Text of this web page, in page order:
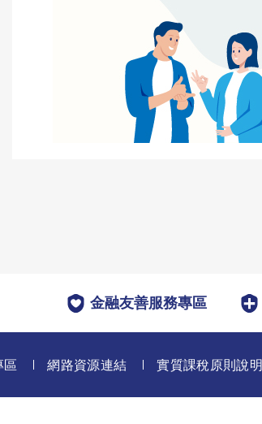
金融友善服務專區
區 網路資源連結 實質課稅原則說明